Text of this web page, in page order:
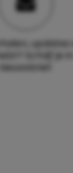
Schrijf je
nieuwsbrief.